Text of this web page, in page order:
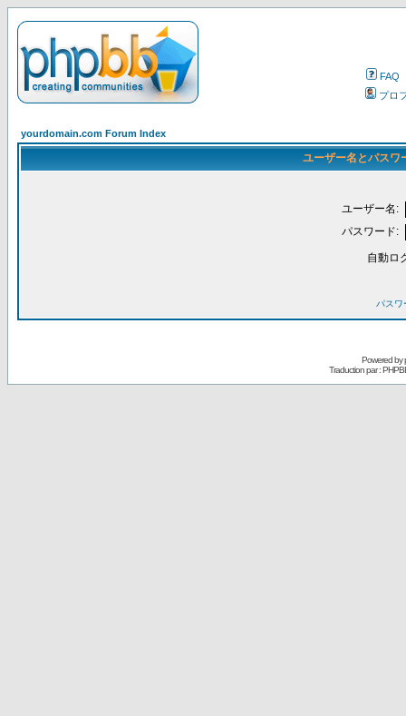
FAQ
プロ
yourdomain.com Forum Index
ユーザー名とパスワ
ユーザー名:
パスワード:
自動ロ
パスワ
Powered by
Traduction par :